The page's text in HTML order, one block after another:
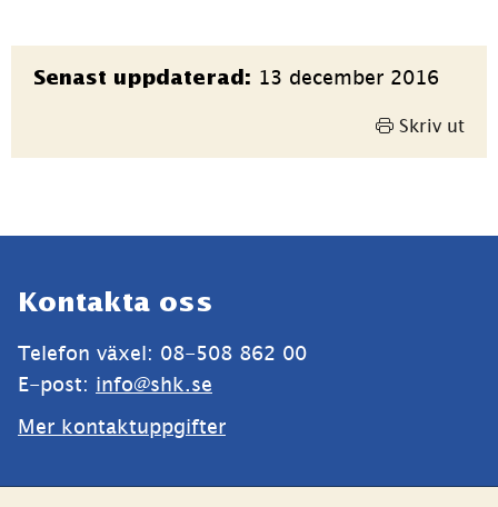
Sidinformation
Senast uppdaterad: 13 december 2016
Skriv ut
Kontakta oss
Telefon växel: 08-508 862 00
E-post: info@shk.se
Mer kontaktuppgifter